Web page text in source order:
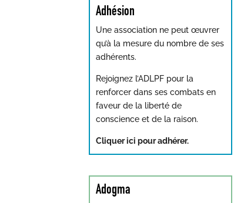
Adhésion
Une association ne peut œuvrer
qu’à la mesure du nombre de ses
adhérents.
Rejoignez l’ADLPF pour la
renforcer dans ses combats en
faveur de la liberté de
conscience et de la raison.
Cliquer ici pour adhérer.
Adogma